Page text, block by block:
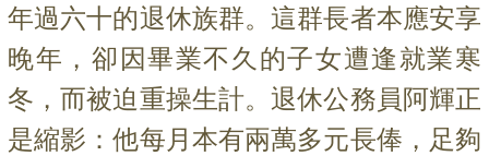
年過六十的退休族群。這群長者本應安享
晚年，卻因畢業不久的子女遭逢就業寒
冬，而被迫重操生計。退休公務員阿輝正
是縮影：他每月本有兩萬多元長俸，足夠